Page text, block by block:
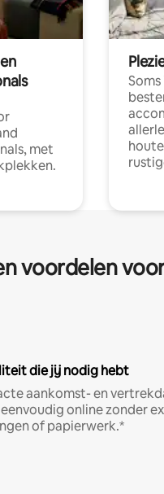
met
voordelen
die jij nodig hebt
aankomst- en
online zonder
of papierwerk.*